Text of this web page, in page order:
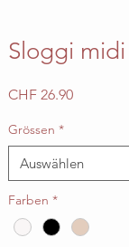
Sloggi
CHF 26.90Preis
Grössen *
Auswählen
Farben *